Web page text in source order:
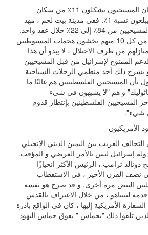
قبل قرن من الزمان كان المسيحيون يشكلون 11٪ من سكان
فلسطين، والآن فهم لايبلغون نسبة 1٪. ففي مدينة بيت لحم ، مهد
المسيح ، انخفض عدد المسيحيين من 84٪ إلى 22٪ خلال عقد واحد.
و على الرغم من أن 8 من كل 10 منهم يخشون هجمات المستوطنين
من طرف الاحتلال ، لا يبدو أن هذا
الممنوح لإسرائيل من قبل المسيحيين
يشرح ذلك أحد منظمي الرحلات السياحية
بأن المسيحيين الفلسطينيين هم غالبًا ما
و هم "لا يشبهون في شيء
المسيحيين الفلسطينين بإنتظار قدوم
الغريب بين اليمين الديني الإنجيلي
إسرائيل ليس بالأمر العرضي و المؤقت.
ترامب ، الرئيس الأكثر انحيازًا
نصف القرن الأخير ، في الاستقطاب
البيض مرة أخرى. و قد صرح هو نفسه
لنتنياهو ، من خلال الاعتراف بالقدس
الأمريكية إليها ، كان في الواقع بادرة
تلقوا ذلك "بحماس " يفوق حماس اليهود